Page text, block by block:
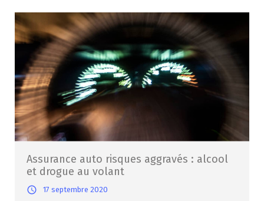
Assurance auto risques aggravés : alcool
et drogue au volant
17 septembre 2020